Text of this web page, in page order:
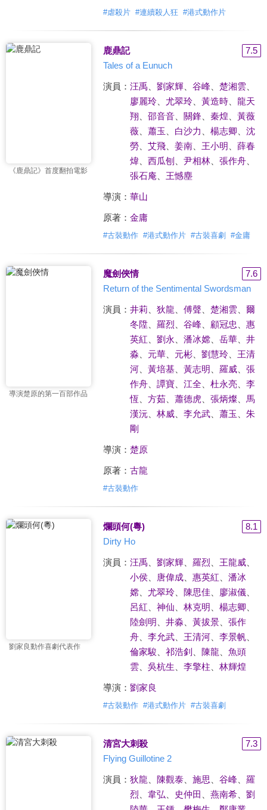
#虐殺片 #連續殺人狂 #港式動作片
《鹿鼎記》首度翻拍電影
鹿鼎記
7.5
Tales of a Eunuch
演員： 汪禹 劉家輝、 谷峰、 楚湘雲、
廖麗玲、 尤翠玲、 黃造時、 龍天
翔
邵音音、 關鋒 秦煌
黃薇
薇、 蕭玉 白沙力 楊志卿
沈
勞、 艾飛、 姜南、 王小明
薛春
煒、 西瓜刨 尹相林、 張作舟、
張石庵
王憾塵
導演： 華山
原著： 金庸
#古裝動作 #港式動作片 #古裝喜劇 #金庸
導演楚原的第一百部作品
魔劍俠情
7.6
Return of the Sentimental Swordsman
演員： 井莉 狄龍 傅聲、 楚湘雲、 爾
冬陞、 羅烈 谷峰、 顧冠忠
惠
英紅
劉永 潘冰嫦、 岳華、 井
淼
元華、 元彬、 劉慧玲、 王清
河、 黃培基、 黃志明 羅威、 張
作舟、 譚寶、 江全 杜永亮、 李
恆、 方茹、 蕭德虎、 張炳燦、 馬
漢沅、 林威、 李允武、 蕭玉
朱
剛
導演： 楚原
原著： 古龍
#古裝動作
劉家良動作喜劇代表作
爛頭何(粵)
8.1
Dirty Ho
演員： 汪禹 劉家輝、 羅烈 王龍威、
小侯、 唐偉成、 惠英紅
潘冰
嫦、 尤翠玲、 陳思佳 廖淑儀、
呂紅
神仙 林克明 楊志卿
陸劍明
井淼 黃拔景、 張作
舟、 李允武、 王清河、 李景帆、
倫家駿
祁浩釗 陳龍
魚頭
雲、 吳杭生 李擎柱 林輝煌
導演： 劉家良
#古裝動作 #港式動作片 #古裝喜劇
清宮大刺殺
7.3
Flying Guillotine 2
演員： 狄龍 陳觀泰、 施思 谷峰、 羅
烈
韋弘 史仲田 燕南希、 劉